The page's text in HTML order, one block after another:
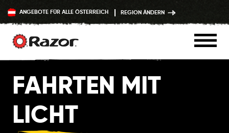
Inhalt
ANGEBOTE FÜR ALLE ÖSTERREICH REGION ÄNDERN
FAHRTEN MIT
LICHT